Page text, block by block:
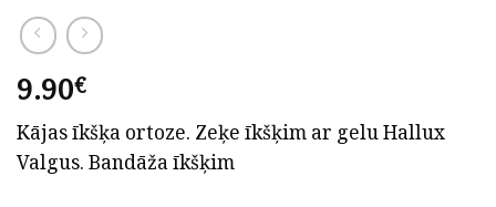
9.90€
Kājas īkšķa ortoze. Zeķe īkšķim ar gelu Hallux
Valgus. Bandāža īkšķim